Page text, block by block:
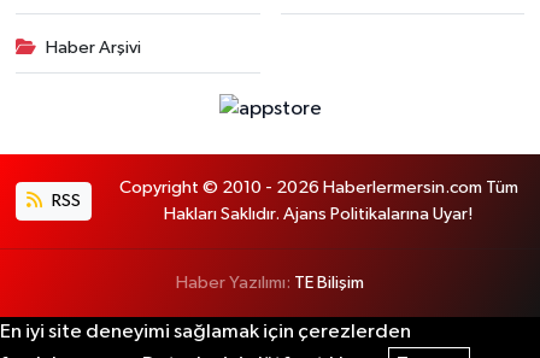
Haber Arşivi
RSS
Copyright © 2010 - 2026 Haberlermersin.com Tüm
Hakları Saklıdır. Ajans Politikalarına Uyar!
Haber Yazılımı: TE Bilişim
En iyi site deneyimi sağlamak için çerezlerden